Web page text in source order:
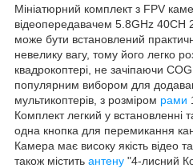
Мініатюрний комплект з FPV
відеопередавачем 5.8GHz 40CH
може бути встановлений
невелику вагу, тому його легко
квадрокоптері, не зачіпаючи
популярним вибором для
мультикоптерів, з розміром рами
Комплект легкий у встановленні
одна кнопка для перемикання
Камера має високу якість відео
також містить антену "4-лисний